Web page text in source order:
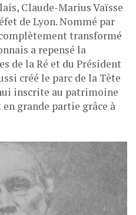
Claude-Marius Vaïsse
de Lyon. Nommé par
transformé
a repensé la
de la Ré et du Président
créé le parc de la Tête
inscrite au patrimoine
grande partie grâce à